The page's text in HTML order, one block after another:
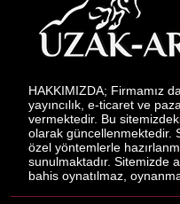
HAKKIMIZDA; Firmamız
yayıncılık, e-ticaret ve
vermektedir. Bu
olarak güncellenmektedir.
özel yöntemlerle
sunulmaktadır. Sitemizde
bahis oynatılmaz,